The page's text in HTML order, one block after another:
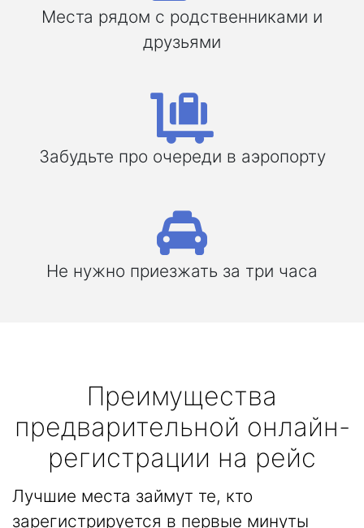
Места рядом с родственниками и
друзьями
Забудьте про очереди в аэропорту
Не нужно приезжать за три часа
Преимущества
предварительной онлайн-
регистрации на рейс
Лучшие места займут те, кто
зарегистрируется в первые минуты